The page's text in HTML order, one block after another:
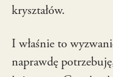
kryształów.
I właśnie to
naprawdę